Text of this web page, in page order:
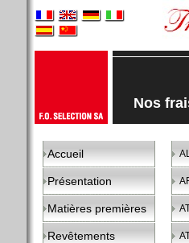
Nos
Accueil
Présentation
Matières premières
Revêtements